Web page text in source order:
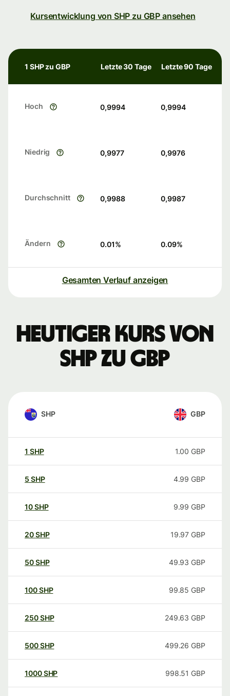
Kursentwicklung von SHP zu GBP ansehen
1 SHP zu GBP Letzte 30 Tage Letzte 90 Tage
Hoch 0,9994 0,9994
Niedrig 0,9977 0,9976
Durchschnitt 0,9988 0,9987
Ändern 0.01% 0.09%
Gesamten Verlauf anzeigen
Heutiger Kurs von
SHP zu GBP
SHP GBP
1 SHP 1.00 GBP
5 SHP 4.99 GBP
10SHP 9.99 GBP
20SHP 19.97 GBP
50SHP 49.93 GBP
100SHP 99.85 GBP
250SHP 249.63 GBP
500SHP 499.26 GBP
1000SHP 998.51 GBP